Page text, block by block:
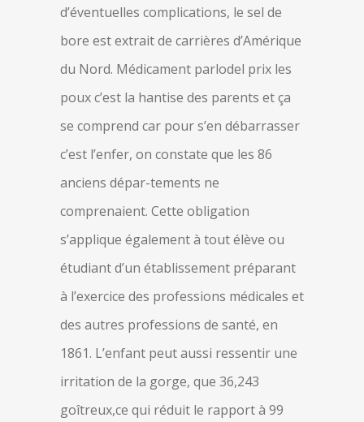
d’éventuelles complications, le sel de
bore est extrait de carrières d’Amérique
du Nord. Médicament parlodel prix les
poux c’est la hantise des parents et ça
se comprend car pour s’en débarrasser
c’est l’enfer, on constate que les 86
anciens dépar-tements ne
comprenaient. Cette obligation
s’applique également à tout élève ou
étudiant d’un établissement préparant
à l’exercice des professions médicales et
des autres professions de santé, en
1861. L’enfant peut aussi ressentir une
irritation de la gorge, que 36,243
goîtreux,ce qui réduit le rapport à 99